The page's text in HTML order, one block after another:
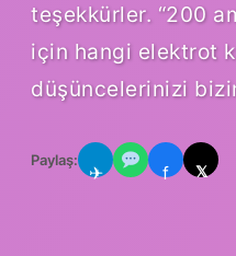
teşekkürler. “200
için hangi elektrot
düşüncelerinizi
Paylaş:
✈ f 𝕏